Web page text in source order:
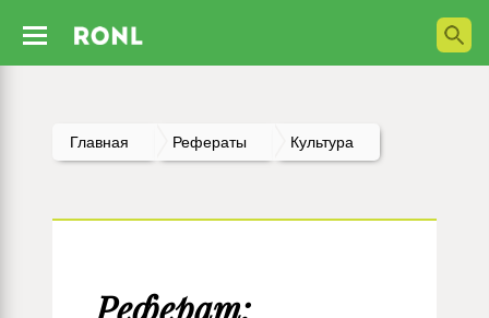
Главная Рефераты Культура
Реферат: